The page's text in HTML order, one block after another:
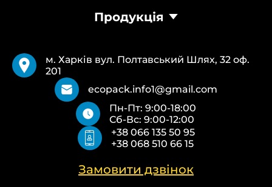
Замовити дзвінок
Продукція
Pantone
Повернення та обмін
Про нас
Політика конфіденційності
Продукція
Кур’єрські пакети
Паперові пакети Бурі
Пакети Zip-Lock (Слайдер) з логотипом
Пакети банан ПВХ
Скотч з логотипом
Пакувальні пакети ПВТ, ПНТ
Еко сумки об’ємні
Еко сумки “Майка”
Еко сумки “Банан”
м. Харків вул. Полтавський Шлях, 32 оф.
201
ecopack.info1@gmail.com
Пн-Пт: 9:00-18:00
Сб-Вс: 9:00-12:00
+38 066 135 50 95
+38 068 510 66 15